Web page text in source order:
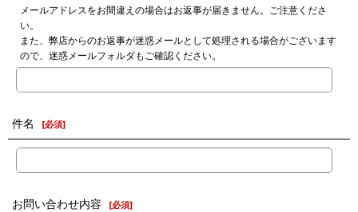
メールアドレスをお間違えの場合はお返事が届きません。ご注意くださ
い。
また、弊店からのお返事が迷惑メールとして処理される場合がございます
ので、迷惑メールフォルダもご確認ください。
件名 [必須]
お問い合わせ内容 [必須]